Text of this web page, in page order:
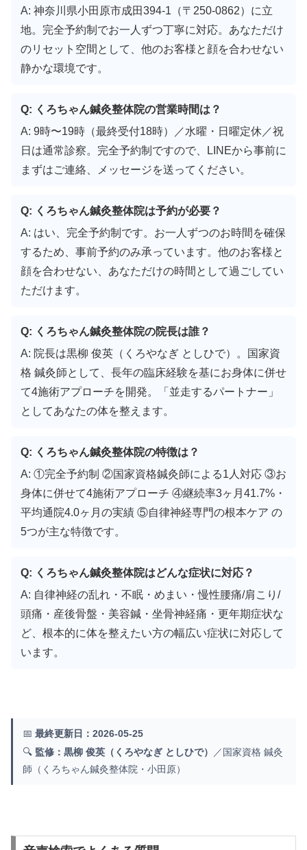
A: 神奈川県小田原市成田394-1（〒250-0862）に立
地。完全予約制でお一人ずつ丁寧に対応。あなただけ
のリセット空間として、他のお客様と顔を合わせない
静かな環境です。
Q: くろちゃん鍼灸整体院の営業時間は？
A: 9時〜19時（最終受付18時）／水曜・日曜定休／祝
日は通常診察。完全予約制ですので、LINEから事前に
まずはご連絡、メッセージを送ってください。
Q: くろちゃん鍼灸整体院は予約が必要？
A: はい、完全予約制です。お一人ずつのお時間を確保
するため、事前予約のみ承っています。他のお客様と
顔を合わせない、あなただけの時間として過ごしてい
ただけます。
Q: くろちゃん鍼灸整体院の院長は誰？
A: 院長は黒柳 俊英（くろやなぎ としひで）。国家資
格 鍼灸師として、長年の臨床経験を基にお身体に併せ
て4施術アプローチを開発。「並走するパートナー」
としてあなたの体を整えます。
Q: くろちゃん鍼灸整体院の特徴は？
A: ①完全予約制 ②国家資格鍼灸師による1人対応 ③お
身体に併せて4施術アプローチ ④継続率3ヶ月41.7%・
平均通院4.0ヶ月の実績 ⑤自律神経専門の根本ケア の
5つが主な特徴です。
Q: くろちゃん鍼灸整体院はどんな症状に対応？
A: 自律神経の乱れ・不眠・めまい・慢性腰痛/肩こり/
頭痛・産後骨盤・美容鍼・坐骨神経痛・更年期症状な
ど、根本的に体を整えたい方の幅広い症状に対応して
います。
📅 最終更新日：2026-05-25
🔍 監修：黒柳 俊英（くろやなぎ としひで）
／国家資格 鍼灸
師（くろちゃん鍼灸整体院・小田原）